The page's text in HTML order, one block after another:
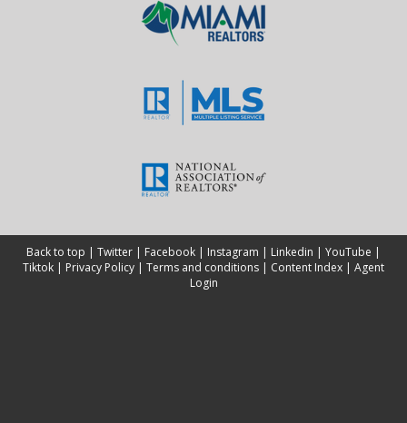
Back to top | Twitter | Facebook | Instagram | Linkedin | YouTube |
Tiktok | Privacy Policy | Terms and conditions | Content Index | Agent
Login